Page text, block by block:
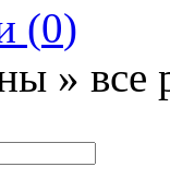
(0)
» все